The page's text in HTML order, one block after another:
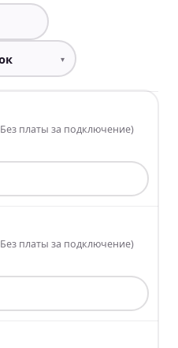
Без платы за подключение)
Без платы за подключение)